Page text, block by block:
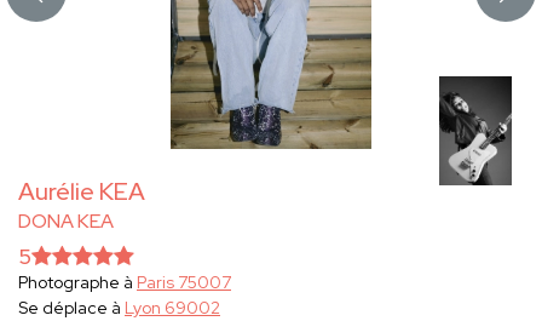
Aurélie KEA
DONA KEA
5
Photographe à Paris 75007
Se déplace à Lyon 69002